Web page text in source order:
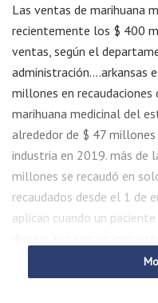
Las ventas de marihuana
recientemente los $ 400
ventas, según el
administración….arkansas
millones en
marihuana medicinal del
alrededor de $ 47
industria en 2019. más de
millones se recaudó en
recaudados desde el 1 de
aplican cuando un
al 6.5% y un impuesto de